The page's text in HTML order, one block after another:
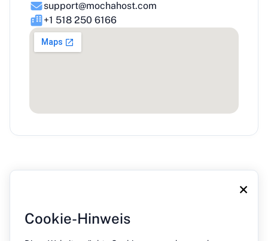
×
Cookie-Hinweis
support@mochahost.com
+1 518 250 6166